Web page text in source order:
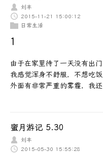
刘丰
2015-11-21 15:00:12
日常生活
1
由于在家里待了一天没有出
我感觉浑身不舒服，不想吃
外面有非常严重的雾霾，我
蜜月游记 5.30
刘丰
2015-05-30 15:55:28